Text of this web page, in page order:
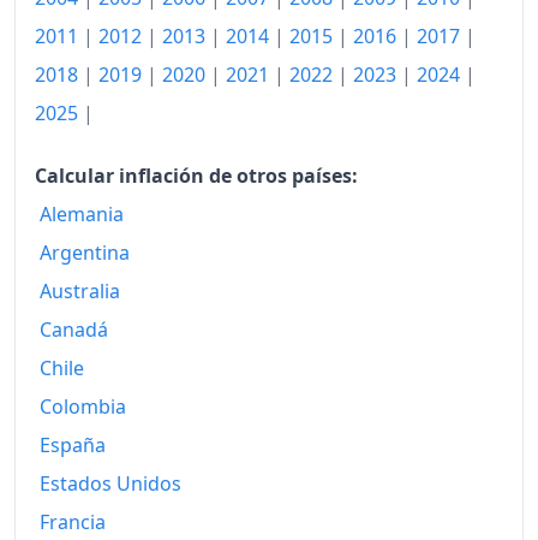
2017
122.24
2018
122.82
2019
2020
123.56
2021
2022
2023
2024
2025
Hoy
2011 | 2012 | 2013 | 2014 | 2015 | 2016 | 2017 |
2018 | 2019 | 2020 | 2021 | 2022 | 2023 | 2024 |
2025 |
Calcular inflación de otros países:
Alemania
Argentina
Australia
Canadá
Chile
Colombia
España
Estados Unidos
Francia